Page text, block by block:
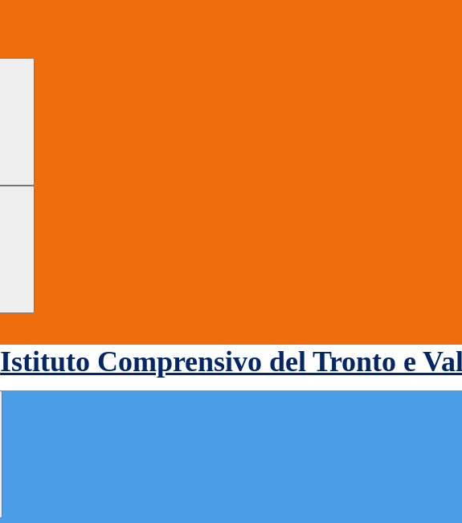
Istituto Comprensivo del Tronto e